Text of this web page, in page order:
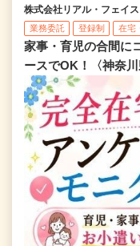
株式会社リアル・フェイス
業務委託 登録制 在宅
家事・育児の合間に
ースでOK！〈神奈川